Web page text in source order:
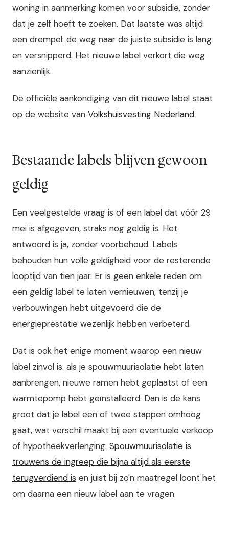
woning in aanmerking komen voor subsidie, zonder
dat je zelf hoeft te zoeken. Dat laatste was altijd
een drempel: de weg naar de juiste subsidie is lang
en versnipperd. Het nieuwe label verkort die weg
aanzienlijk.
De officiële aankondiging van dit nieuwe label staat
op de website van Volkshuisvesting Nederland.
Bestaande labels blijven gewoon
geldig
Een veelgestelde vraag is of een label dat vóór 29
mei is afgegeven, straks nog geldig is. Het
antwoord is ja, zonder voorbehoud. Labels
behouden hun volle geldigheid voor de resterende
looptijd van tien jaar. Er is geen enkele reden om
een geldig label te laten vernieuwen, tenzij je
verbouwingen hebt uitgevoerd die de
energieprestatie wezenlijk hebben verbeterd.
Dat is ook het enige moment waarop een nieuw
label zinvol is: als je spouwmuurisolatie hebt laten
aanbrengen, nieuwe ramen hebt geplaatst of een
warmtepomp hebt geïnstalleerd. Dan is de kans
groot dat je label een of twee stappen omhoog
gaat, wat verschil maakt bij een eventuele verkoop
of hypotheekverlenging. Spouwmuurisolatie is
trouwens de ingreep die bijna altijd als eerste
terugverdiend is en juist bij zo'n maatregel loont het
om daarna een nieuw label aan te vragen.